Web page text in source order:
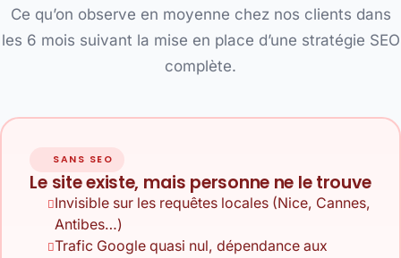
Ce qu’on observe en moyenne chez nos clients dans
les 6 mois suivant la mise en place d’une stratégie SEO
complète.
SANS SEO
Le site existe, mais personne ne le trouve
Invisible sur les requêtes locales (Nice, Cannes,
Antibes…)
Trafic Google quasi nul, dépendance aux